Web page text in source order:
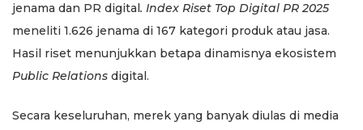
jenama dan PR digital . Index Riset Top Digital PR 2025
meneliti 1.626 jenama di 167 kategori produk atau jasa.
Hasil riset menunjukkan betapa dinamisnya ekosistem
Public Relations digital.
Secara keseluruhan, merek yang banyak diulas di media